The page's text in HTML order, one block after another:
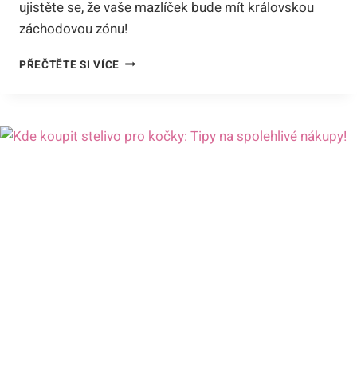
ujistěte se, že vaše mazlíček bude mít královskou
záchodovou zónu!
PŘEČTĚTE SI VÍCEKAM
NA